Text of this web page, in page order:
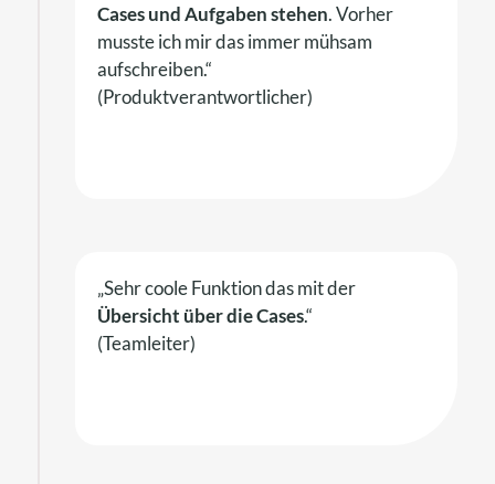
Cases und Aufgabenstehen. Vorher
musste ich mir das immer mühsam
aufschreiben.“
(Produktverantwortlicher)
„Sehr coole Funktion das mit der
Übersicht über die Cases.“
(Teamleiter)